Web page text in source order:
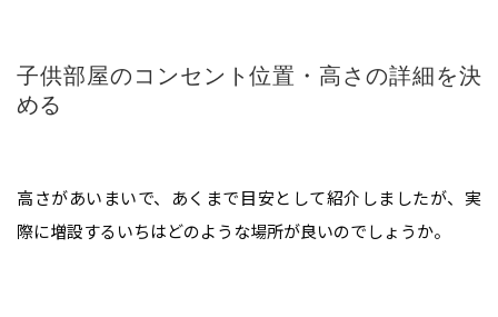
子供部屋のコンセント位置・高さの詳細を決
める
高さがあいまいで、あくまで目安として紹介しましたが、実
際に増設するいちはどのような場所が良いのでしょうか。